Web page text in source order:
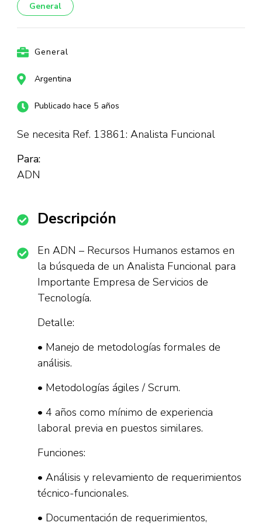
General
General
Argentina
Publicado hace 5 años
Se necesita Ref. 13861: Analista Funcional
Para:
ADN
Descripción
En ADN – Recursos Humanos estamos en
la búsqueda de un Analista Funcional para
Importante Empresa de Servicios de
Tecnología.
Detalle:
• Manejo de metodologías formales de
análisis.
• Metodologías ágiles / Scrum.
• 4 años como mínimo de experiencia
laboral previa en puestos similares.
Funciones:
• Análisis y relevamiento de requerimientos
técnico-funcionales.
• Documentación de requerimientos,